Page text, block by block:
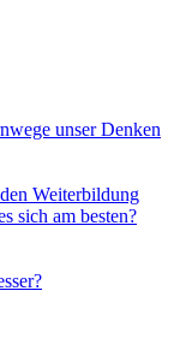
unser Denken
Weiterbildung
sich am besten?